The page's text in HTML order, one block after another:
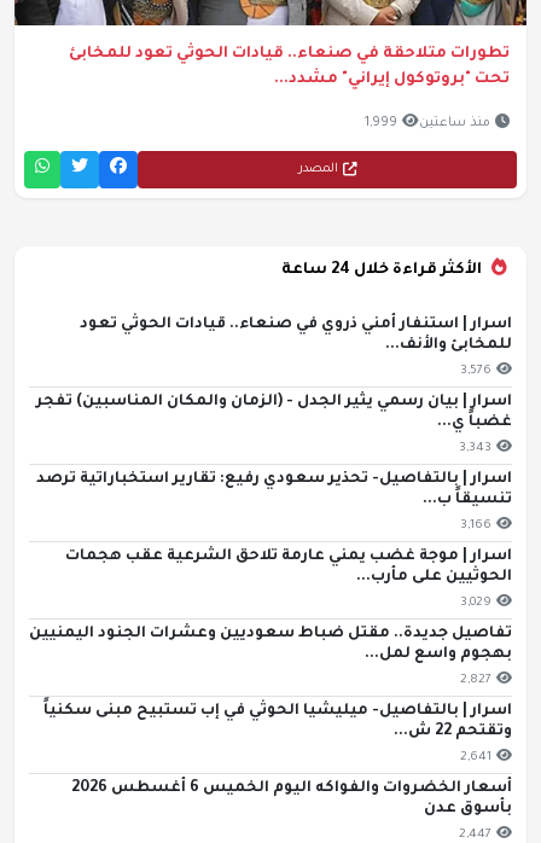
تطورات متلاحقة في صنعاء.. قيادات الحوثي تعود للمخابئ
تحت "بروتوكول إيراني" مشدد...
منذ ساعتين 1,999
المصدر
الأكثر قراءة خلال 24 ساعة
اسرار | استنفار أمني ذروي في صنعاء.. قيادات الحوثي تعود
للمخابئ والأنف...
3,576
اسرار | بيان رسمي يثير الجدل - (الزمان والمكان المناسبين) تفجر
غضباً ي...
3,343
اسرار | بالتفاصيل- تحذير سعودي رفيع: تقارير استخباراتية ترصد
تنسيقاً ب...
3,166
اسرار | موجة غضب يمني عارمة تلاحق الشرعية عقب هجمات
الحوثيين على مأرب...
3,029
تفاصيل جديدة.. مقتل ضباط سعوديين وعشرات الجنود اليمنيين
بهجوم واسع لمل...
2,827
اسرار | بالتفاصيل- ميليشيا الحوثي في إب تستبيح مبنى سكنياً
وتقتحم 22 ش...
2,641
أسعار الخضروات والفواكه اليوم الخميس 6 أغسطس 2026
بأسوق عدن
2,447